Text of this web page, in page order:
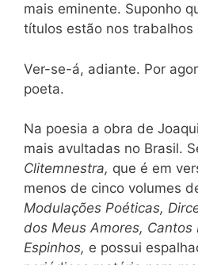
mais eminente. Suponho
títulos estão nos
Ver-se-á, adiante. Por
poeta.
Na poesia a obra de
mais avultadas no Brasil.
Clitemnestra, que é em
menos de cinco volumes
Modulações Poéticas,
dos Meus Amores, Cantos
Espinhos, e possui